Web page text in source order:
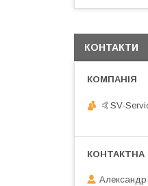
КОНТАКТИ
🤙SV-
Александр